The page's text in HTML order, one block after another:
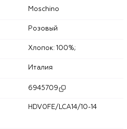
Moschino
Розовый
Хлопок: 100%;
Италия
6945709
HDV0FE/LCA14/10-14